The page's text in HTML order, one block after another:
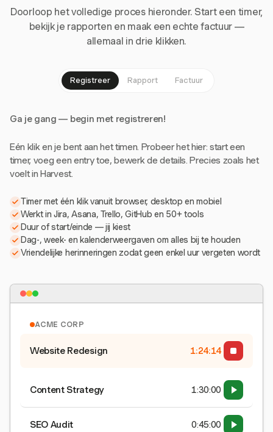
Doorloop het volledige proces hieronder. Start een timer,
bekijk je rapporten en maak een echte factuur —
allemaal in drie klikken.
Registreer Rapport Factuur
Ga je gang — begin met registreren!
Eén klik en je bent aan het timen. Probeer het hier: start een
timer, voeg een entry toe, bewerk de details. Precies zoals het
voelt in Harvest.
Timer met één klik vanuit browser, desktop en mobiel
Werkt in Jira, Asana, Trello, GitHub en 50+ tools
Duur of start/einde — jij kiest
Dag-, week- en kalenderweergaven om alles bij te houden
Vriendelijke herinneringen zodat geen enkel uur vergeten wordt
ACME CORP
Website Redesign 1:24:15
Content Strategy 1:30:00
SEO Audit 0:45:00